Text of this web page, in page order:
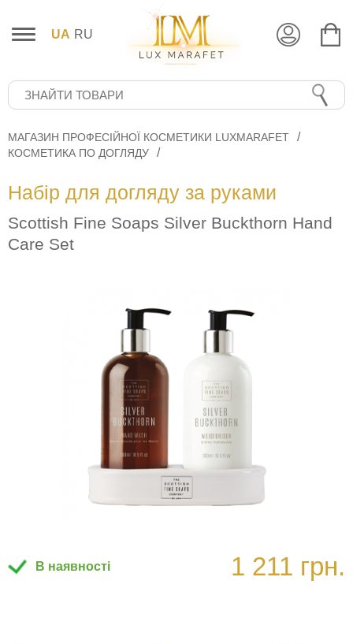
UA RU
МАГАЗИН ПРОФЕСІЙНОЇ КОСМЕТИКИ LUXMARAFET
КОСМЕТИКА ПО ДОГЛЯДУ
Набір для догляду за руками
Scottish Fine Soaps Silver Buckthorn Hand
Care Set
В наявності 1 211 грн.